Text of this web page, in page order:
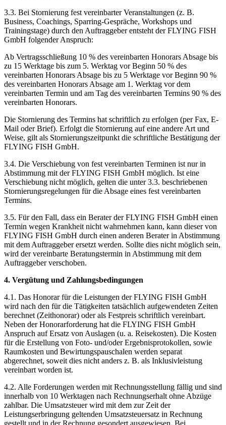
3.3. Bei Stornierung fest vereinbarter Veranstaltungen (z. B.
Business, Coachings, Sparring-Gespräche, Workshops und
Trainingstage) durch den Auftraggeber entsteht der FLYING FISH
GmbH folgender Anspruch:
Ab Vertragsschließung 10 % des vereinbarten Honorars Absage bis
zu 15 Werktage bis zum 5. Werktag vor Beginn 50 % des
vereinbarten Honorars Absage bis zu 5 Werktage vor Beginn 90 %
des vereinbarten Honorars Absage am 1. Werktag vor dem
vereinbarten Termin und am Tag des vereinbarten Termins 90 % des
vereinbarten Honorars.
Die Stornierung des Termins hat schriftlich zu erfolgen (per Fax, E-
Mail oder Brief). Erfolgt die Stornierung auf eine andere Art und
Weise, gilt als Stornierungszeitpunkt die schriftliche Bestätigung der
FLYING FISH GmbH.
3.4. Die Verschiebung von fest vereinbarten Terminen ist nur in
Abstimmung mit der FLYING FISH GmbH möglich. Ist eine
Verschiebung nicht möglich, gelten die unter 3.3. beschriebenen
Stornierungsregelungen für die Absage eines fest vereinbarten
Termins.
3.5. Für den Fall, dass ein Berater der FLYING FISH GmbH einen
Termin wegen Krankheit nicht wahrnehmen kann, kann dieser von
FLYING FISH GmbH durch einen anderen Berater in Abstimmung
mit dem Auftraggeber ersetzt werden. Sollte dies nicht möglich sein,
wird der vereinbarte Beratungstermin in Abstimmung mit dem
Auftraggeber verschoben.
4. Vergütung und Zahlungsbedingungen
4.1. Das Honorar für die Leistungen der FLYING FISH GmbH
wird nach den für die Tätigkeiten tatsächlich aufgewendeten Zeiten
berechnet (Zeithonorar) oder als Festpreis schriftlich vereinbart.
Neben der Honorarforderung hat die FLYING FISH GmbH
Anspruch auf Ersatz von Auslagen (u. a. Reisekosten). Die Kosten
für die Erstellung von Foto- und/oder Ergebnisprotokollen, sowie
Raumkosten und Bewirtungspauschalen werden separat
abgerechnet, soweit dies nicht anders z. B. als Inklusivleistung
vereinbart worden ist.
4.2. Alle Forderungen werden mit Rechnungsstellung fällig und sind
innerhalb von 10 Werktagen nach Rechnungserhalt ohne Abzüge
zahlbar. Die Umsatzsteuer wird mit dem zur Zeit der
Leistungserbringung geltenden Umsatzsteuersatz in Rechnung
gestellt und in der Rechnung gesondert ausgewiesen. Bei